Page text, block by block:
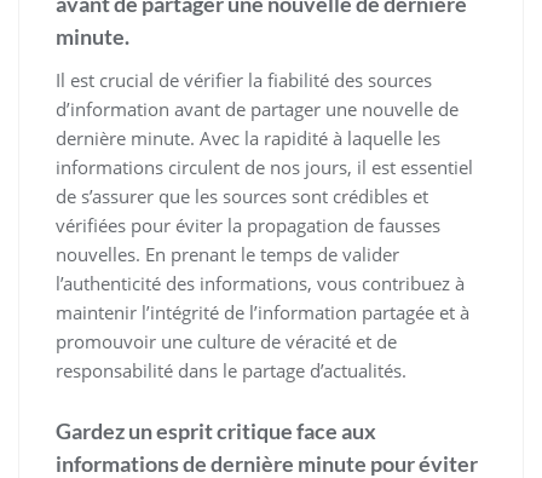
minute.
Il est crucial de vérifier la fiabilité des sources
d’information avant de partager une nouvelle de
dernière minute. Avec la rapidité à laquelle les
informations circulent de nos jours, il est essentiel
de s’assurer que les sources sont crédibles et
vérifiées pour éviter la propagation de fausses
nouvelles. En prenant le temps de valider
l’authenticité des informations, vous contribuez à
maintenir l’intégrité de l’information partagée et à
promouvoir une culture de véracité et de
responsabilité dans le partage d’actualités.
Gardez un esprit critique face aux
informations de dernière minute pour éviter